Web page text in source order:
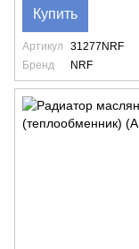
Купить
Артикул
31277NRF
Бренд
NRF